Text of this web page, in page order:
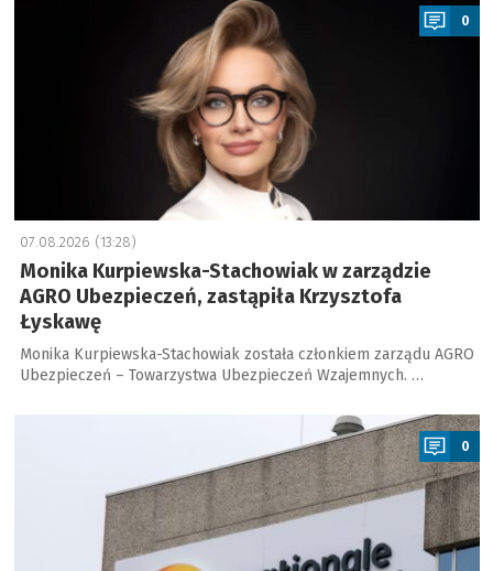
0
07.08.2026 (13:28)
Monika Kurpiewska-Stachowiak w zarządzie
AGRO Ubezpieczeń, zastąpiła Krzysztofa
Łyskawę
Monika Kurpiewska-Stachowiak została członkiem zarządu AGRO
Ubezpieczeń – Towarzystwa Ubezpieczeń Wzajemnych. …
0